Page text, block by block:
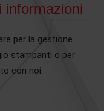
informazioni
per la gestione
stampanti o per
con noi.